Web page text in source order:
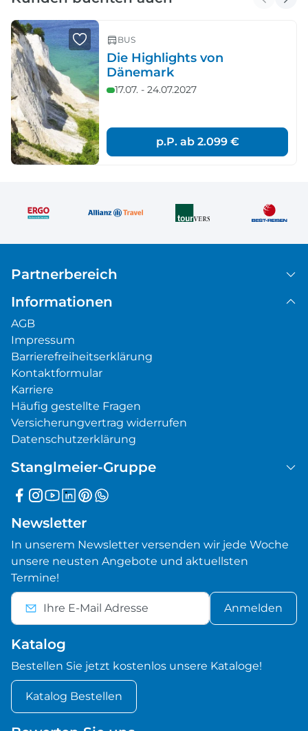
BUS
Die Highlights von
Dänemark
17.07. - 24.07.2027
p.P. ab 2.099 €
Partnerbereich
Informationen
AGB
Impressum
Barrierefreiheitserklärung
Kontaktformular
Karriere
Häufig gestellte Fragen
Versicherungvertrag widerrufen
Datenschutzerklärung
Stanglmeier-Gruppe
Newsletter
In unserem Newsletter versenden wir jede Woche
unsere neusten Angebote und aktuellsten
Termine!
Anmelden
Katalog
Bestellen Sie jetzt kostenlos unsere Kataloge!
Katalog Bestellen